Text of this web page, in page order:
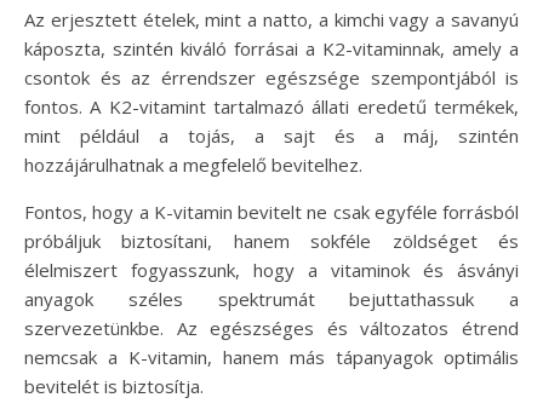
Az erjesztett ételek, mint a natto, a kimchi vagy a savanyú
káposzta, szintén kiváló forrásai a K2-vitaminnak, amely a
csontok és az érrendszer egészsége szempontjából is
fontos. A K2-vitamint tartalmazó állati eredetű termékek,
mint például a tojás, a sajt és a máj, szintén
hozzájárulhatnak a megfelelő bevitelhez.
Fontos, hogy a K-vitamin bevitelt ne csak egyféle forrásból
próbáljuk biztosítani, hanem sokféle zöldséget és
élelmiszert fogyasszunk, hogy a vitaminok és ásványi
anyagok széles spektrumát bejuttathassuk a
szervezetünkbe. Az egészséges és változatos étrend
nemcsak a K-vitamin, hanem más tápanyagok optimális
bevitelét is biztosítja.